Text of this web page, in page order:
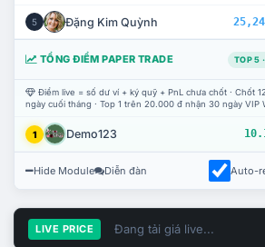
5 Đặng Kim Quỳnh
TỔNG ĐIỂM PAPER TRADE TOP 5
Điểm live = số dư ví + ký quỹ + PnL chưa chốt · Chốt
ngày cuối tháng · Top 1 trên 20.000 đ nhận 30 ngày VIP
1 Demo123
Hide Module Diễn đàn Auto-
LIVE PRICE Đang tải giá live...